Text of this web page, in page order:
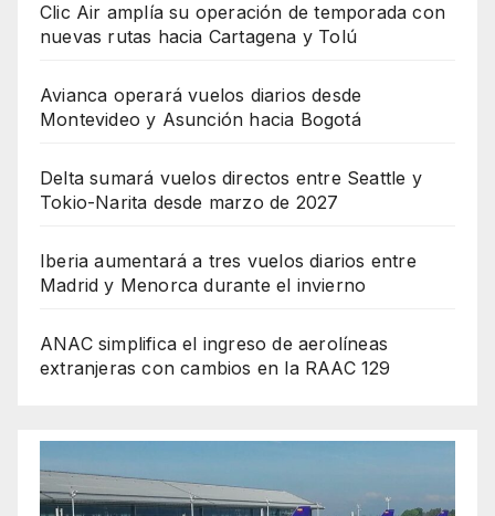
Clic Air amplía su operación de temporada con
nuevas rutas hacia Cartagena y Tolú
Avianca operará vuelos diarios desde
Montevideo y Asunción hacia Bogotá
Delta sumará vuelos directos entre Seattle y
Tokio-Narita desde marzo de 2027
Iberia aumentará a tres vuelos diarios entre
Madrid y Menorca durante el invierno
ANAC simplifica el ingreso de aerolíneas
extranjeras con cambios en la RAAC 129